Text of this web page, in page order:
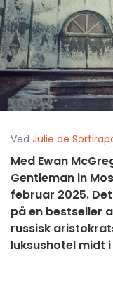
Ved Julie de
Med Ewan
Gentleman in
februar 2025.
på en bestseller
russisk
luksushotel